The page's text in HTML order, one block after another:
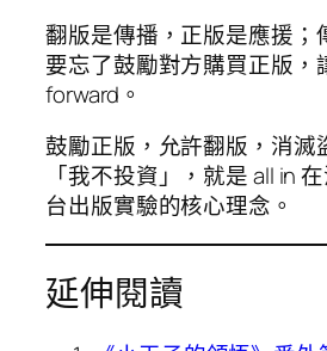
翻版是傳播，正版是應援；
要忘了鼓勵對方購買正版，
forward。
鼓勵正版，允許翻版，消滅
「我不投資」，就是 all in
台出版實驗的核心理念。
延伸閱讀